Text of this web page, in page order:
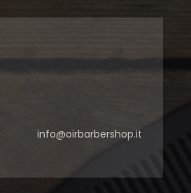
info@oirbarbershop.it